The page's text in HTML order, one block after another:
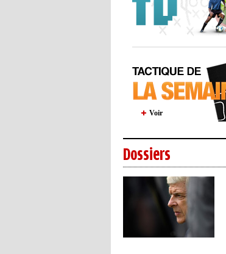
Voir
Dossiers